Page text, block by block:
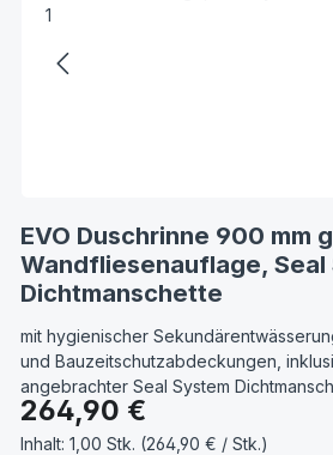
EVO Duschrinne 900 mm
Wandfliesenauflage, Seal
Dichtmanschette
mit hygienischer
und Bauzeitschutzabdeckungen,
angebrachter Seal System
Regulärer Preis:
264,90 €
Inhalt: 1,00 Stk. (264,90 € / Stk.)